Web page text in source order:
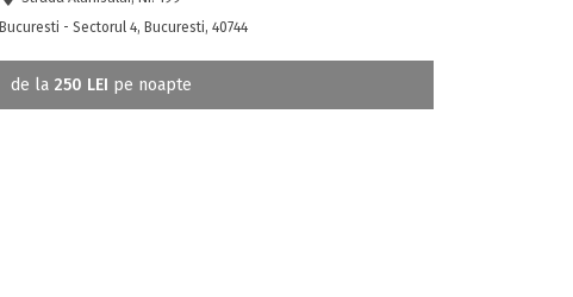
Bucuresti - Sectorul 4, Bucuresti, 40744
de la 250 LEI pe noapte